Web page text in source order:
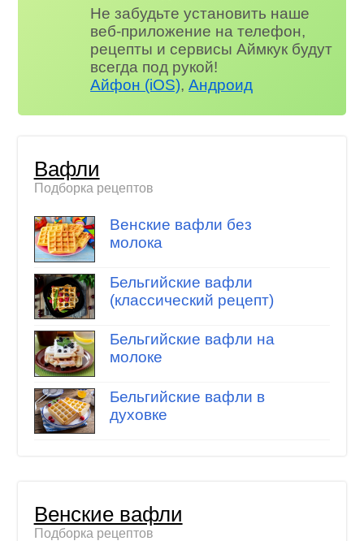
Не забудьте установить наше
веб-приложение на телефон,
рецепты и сервисы Аймкук будут
всегда под рукой!
Айфон (iOS),Андроид
Вафли
Подборка рецептов
Венские вафли без
молока
Бельгийские вафли
(классический рецепт)
Бельгийские вафли на
молоке
Бельгийские вафли в
духовке
Венские вафли
Подборка рецептов